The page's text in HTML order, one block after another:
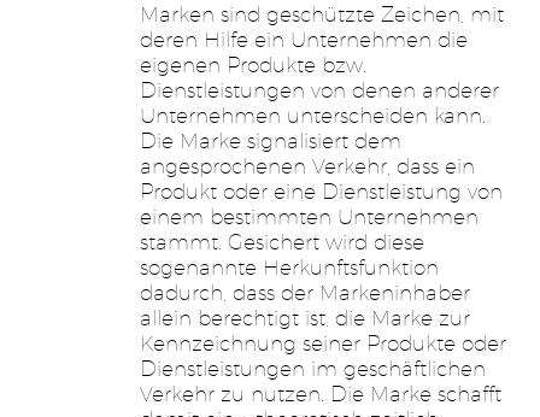
Marken sind geschützte Zeichen, mit
deren Hilfe ein Unternehmen die
eigenen Produkte bzw.
Dienstleistungen von denen anderer
Unternehmen unterscheiden kann.
Die Marke signalisiert dem
angesprochenen Verkehr, dass ein
Produkt oder eine Dienstleistung von
einem bestimmten Unternehmen
stammt. Gesichert wird diese
sogenannte Herkunftsfunktion
dadurch, dass der Markeninhaber
allein berechtigt ist, die Marke zur
Kennzeichnung seiner Produkte oder
Dienstleistungen im geschäftlichen
Verkehr zu nutzen. Die Marke schafft